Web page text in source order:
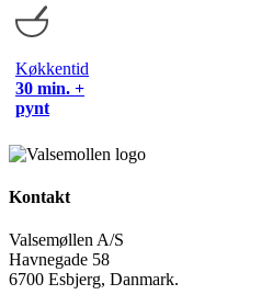
Køkkentid
30 min. +
pynt
Kontakt
Valsemøllen A/S
Havnegade 58
6700 Esbjerg, Danmark.